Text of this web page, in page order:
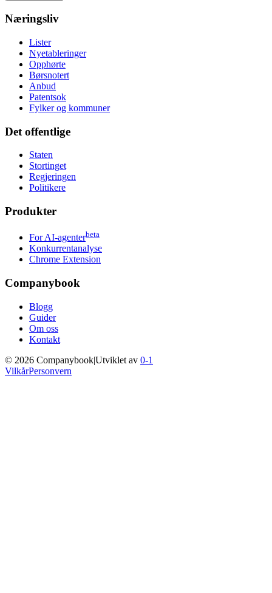
Næringsliv
Lister
Nyetableringer
Opphørte
Børsnotert
Anbud
Patentsok
Fylker og kommuner
Det offentlige
Staten
Stortinget
Regjeringen
Politikere
Produkter
For AI-agenterbeta
Konkurrentanalyse
Chrome Extension
Companybook
Blogg
Guider
Om oss
Kontakt
© 2026 Companybook|Utviklet av 0-1
VilkårPersonvern